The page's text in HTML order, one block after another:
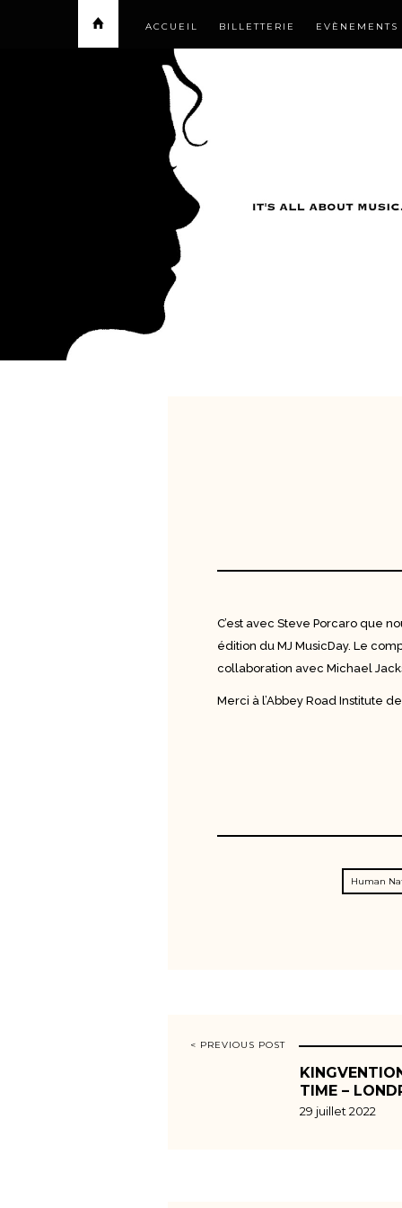
ACCUEIL BILLETTERIE EVÈNEMENTS
C’est avec Steve Porcaro que
édition du MJ MusicDay. Le
collaboration avec Michael
Merci à l’Abbey Road Institute
Human
< PREVIOUS POST
TIME –
29 juillet 2022